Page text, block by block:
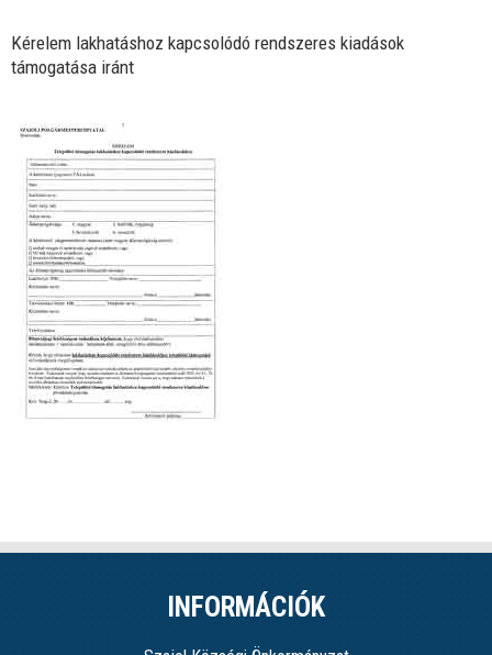
Kérelem lakhatáshoz kapcsolódó rendszeres kiadások
támogatása iránt
INFORMÁCIÓK